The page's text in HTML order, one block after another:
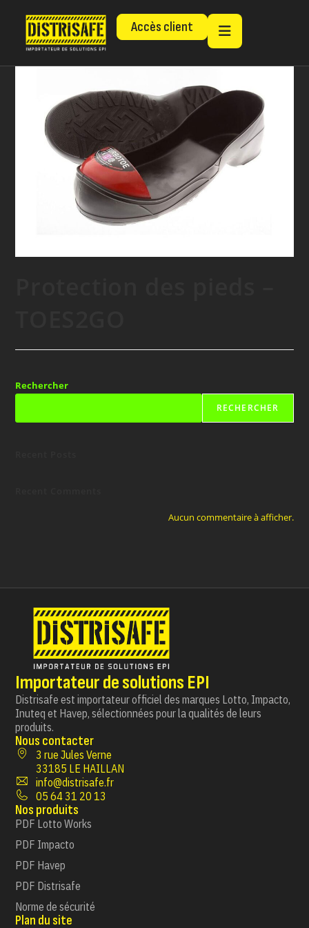
Accès client
Rechercher
RECHERCHER
Aucun commentaire à afficher.
Importateur de solutions EPI
Distrisafe est importateur officiel des marques Lotto, Impacto,
Inuteq et Havep, sélectionnées pour la qualités de leurs
produits.
Nous contacter
3 rue Jules Verne
33185 LE HAILLAN
info@distrisafe.fr
05 64 31 20 13
Nos produits
PDF Lotto Works
PDF Impacto
PDF Havep
PDF Distrisafe
Norme de sécurité
Plan du site